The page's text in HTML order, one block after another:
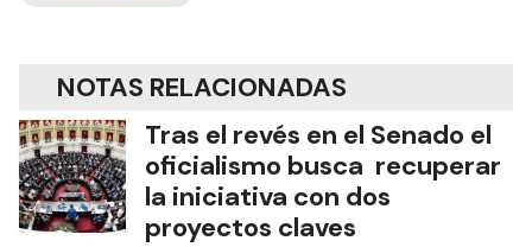
NOTAS RELACIONADAS
Tras el revés en el Senado el
oficialismo busca recuperar
la iniciativa con dos
proyectos claves